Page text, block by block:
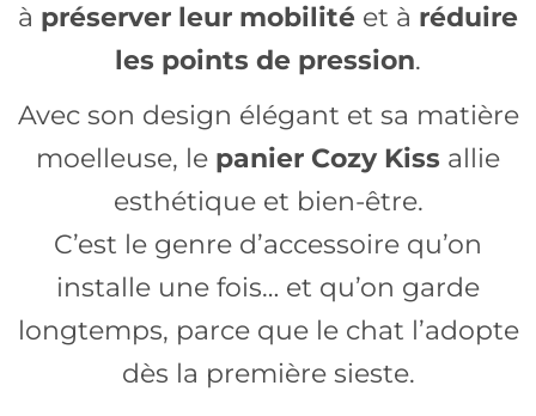
à préserver leur mobilité et à réduire
les points de pression.
Avec son design élégant et sa matière
moelleuse, le panier Cozy Kiss allie
esthétique et bien-être.
C’est le genre d’accessoire qu’on
installe une fois… et qu’on garde
longtemps, parce que le chat l’adopte
dès la première sieste.